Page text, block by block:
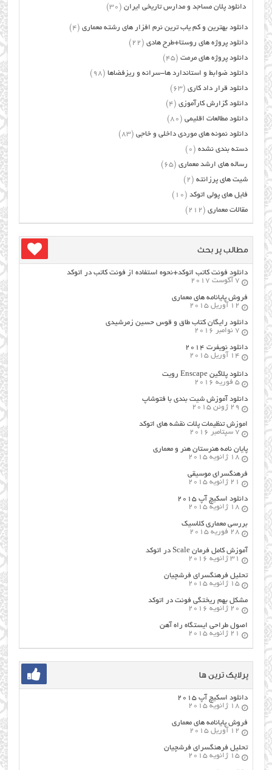
دانلود پلان مساجد و مدارس تاریخی ایران (30)
دانلود بهترین و کم یاب ترین نرم افزار های رشته معماری (4)
دانلود پروژه های روستا+طرح هادی (22)
دانلود پروژه های مرمت (45)
دانلود ضوابط و استاندارد ها-سرانه و ریزفضاها (98)
دانلود قرار داد کاری (63)
دانلود گزارش کارآموزی (4)
دانلود مطالعات اقلیمی (80)
دانلود نمونه های موردی داخلی و خاجی (83)
دسته بندی نشده (0)
رساله های ارشد معماری (65)
شیت های پرزانته (2)
فایل های پولی اتوکد (10)
مقالات معماری (212)
مطالب پر بحث
دانلود فونت کاتب اتوکد+نحوه استفاده از فونت کاتب در اتوکد
7 آگوست 2017
فروش پایانامه های معماری
12 آوریل 2015
دانلود رایگان کتاب طاق و قوس حسین زمرشیدی
7 نوامبر 2016
دانلود نویفرت ۲۰۱۴
14 آوریل 2015
دانلود پلاگین Enscape رویت
5 فوریه 2016
دانلود آموزش شیت بندی با فتوشاپ
29 ژوئن 2015
اموزش تنظیمات پلات نقشه های اتوکد
7 سپتامبر 2016
پایان نامه هنرستان هنر و معماري
18 ژانویه 2015
فرهنگسراي موسيقي
21 ژانویه 2015
دانلود اسکیچ آپ ۲۰۱۵
18 ژانویه 2015
بررسی معماری کلاسیک
28 فوریه 2015
آموزش کامل فرمان Scale در اتوکد
31 ژانویه 2016
تحلیل فرهنگسرای فرشچیان
15 ژانویه 2015
مشکل بهم ریختگی فونت در اتوکد
20 ژانویه 2016
اصول طراحي ایستگاه راه آهن
21 ژانویه 2015
پرلایک ترین ها
دانلود اسکیچ آپ ۲۰۱۵
18 ژانویه 2015
فروش پایانامه های معماری
12 آوریل 2015
تحلیل فرهنگسرای فرشچیان
15 ژانویه 2015